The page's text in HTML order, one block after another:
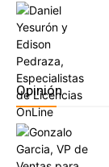
Opinión